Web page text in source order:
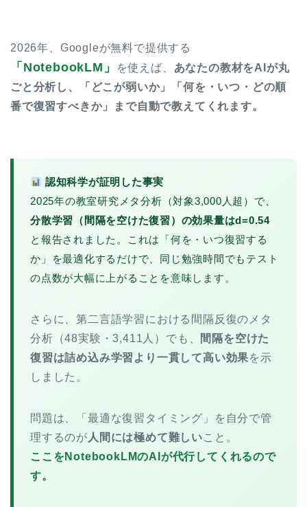
2026年、Googleが無料で提供する
「NotebookLM」 を使えば、 あなたの教材をAIが丸
ごと分析し、「どこが弱いか」「何を・いつ・どの順
番で復習すべきか」まで自動で教えてくれます。
認知科学が証明した事実
2025年の教室研究メタ分析（対象3,000人超）で、
分散学習（間隔を空けた復習）の効果量はd=0.54
と報告されました。これは「何を・いつ復習する
か」を最適化するだけで、同じ勉強時間でもテスト
の点数が大幅に上がることを意味します。
さらに、第二言語学習における間隔反復のメタ
分析（48実験・3,411人）でも、 間隔を空けた
復習は詰め込み学習より一貫して高い効果を示
しました。
問題は、「最適な復習タイミング」を自分で管
理するのが 人間には極めて難しいこと。
ここをNotebookLMのAIが代行してくれるので
す。